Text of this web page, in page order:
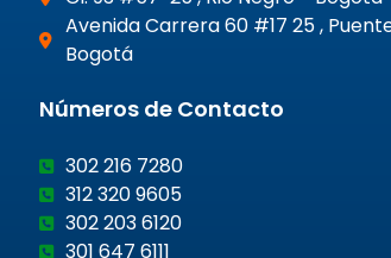
Avenida Carrera 60 #17 25 ,
Bogotá
Números de Contacto
302 216 7280
312 320 9605
302 203 6120
301 647 6111